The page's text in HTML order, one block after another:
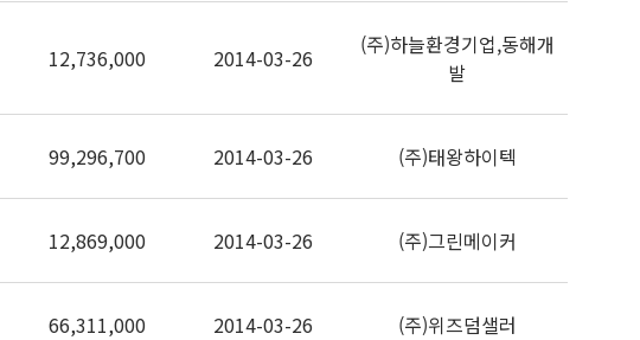
12,736,000 2014-03-26
(주)하늘환경기업,동해개
발
99,296,700 2014-03-26 (주)태왕하이텍
12,869,000 2014-03-26 (주)그린메이커
66,311,000 2014-03-26 (주)위즈덤샐러